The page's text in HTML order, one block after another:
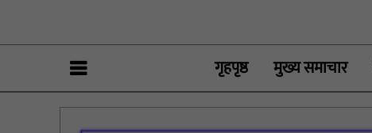
गृहपृष्ठ मुख्य समाचार